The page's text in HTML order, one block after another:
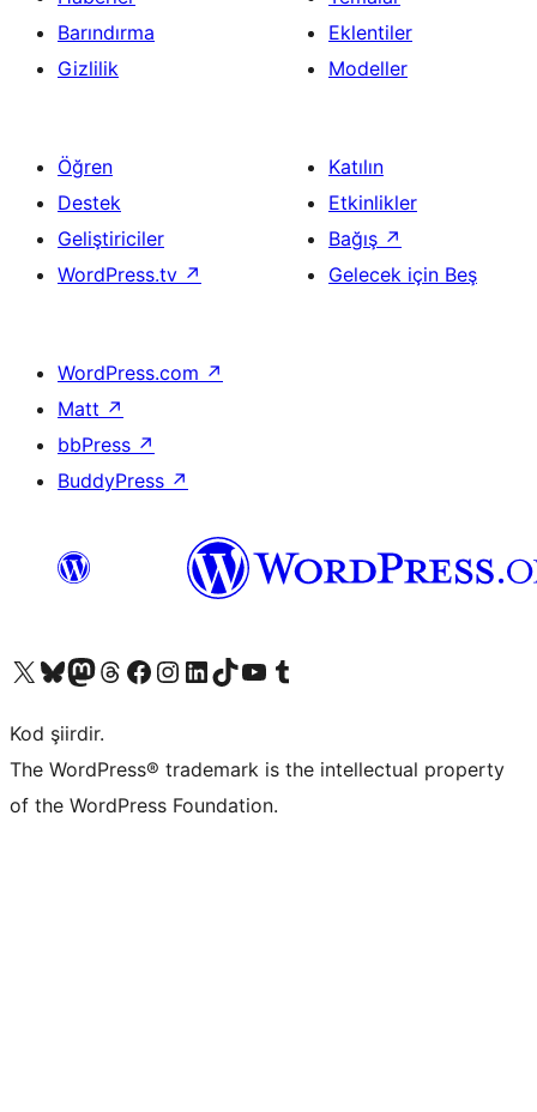
Barındırma
Gizlilik
Eklentiler
Modeller
Öğren
Destek
Geliştiriciler
WordPress.tv ↗
Katılın
Etkinlikler
Bağış ↗
Gelecek için Beş
WordPress.com ↗
Matt ↗
bbPress ↗
BuddyPress ↗
X (eski Twitter) hesabımıza bakın
Bluesky hesabımızı ziyaret edinMastodon hesabımızı ziyaret edinThreads hesabımızı ziyaret edinFacebook sayfamızı ziyaret edinInstagram hesabımızı ziyaret edinLinkedIn hesabımızı ziyaret edinTikTok hesabımızı ziyaret edinYouTube kanalımızı ziyaret edinTumblr hesabımızı ziyaret edin
Kod şiirdir.
The WordPress® trademark is the intellectual property
of the WordPress Foundation.